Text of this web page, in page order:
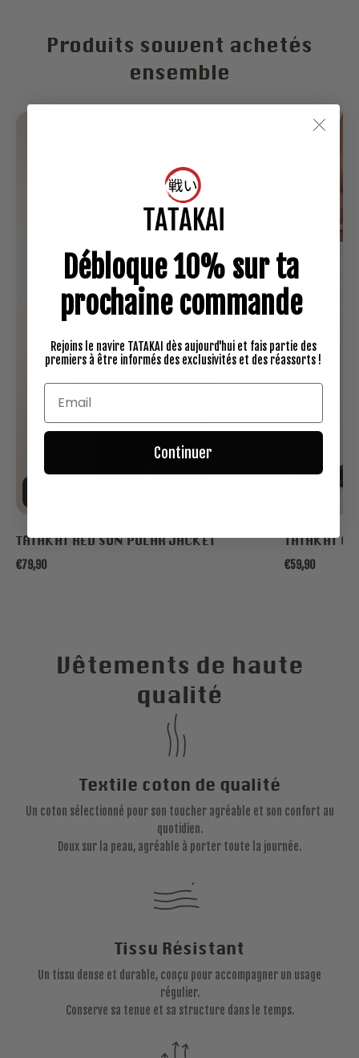
Produits souvent achetés
ensemble
TATAKAI RED SUN POLAR JACKET
€79,90
TATAKAI
€59,90
Vêtements de haute
qualité
Textile coton de qualité
Un coton sélectionné pour son toucher agréable et son confort au
quotidien.
Doux sur la peau, agréable à porter toute la journée.
Tissu Résistant
Un tissu dense et durable, conçu pour accompagner un usage
régulier.
Conserve sa tenue et sa structure dans le temps.
Débloque 10% sur ta
prochaine commande
Rejoins le navire TATAKAI dès aujourd'hui et fais partie des
premiers à être informés des exclusivités et des réassorts !
Continuer